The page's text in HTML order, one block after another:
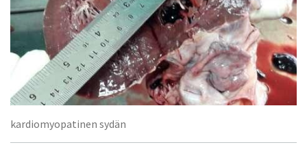
kardiomyopatinen sydän